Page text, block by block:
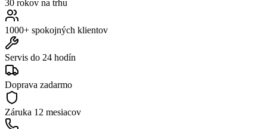
30 rokov na trhu
1000+ spokojných klientov
Servis do 24 hodín
Doprava zadarmo
Záruka 12 mesiacov